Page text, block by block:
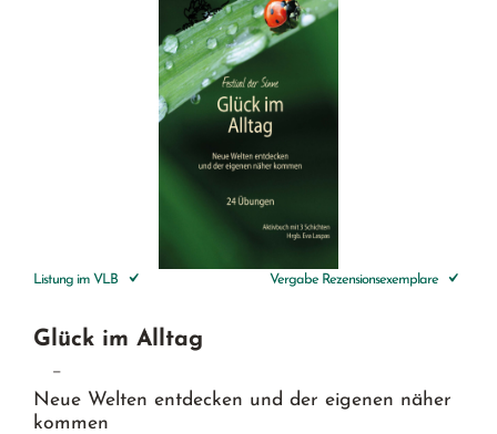
Listung im VLB Vergabe Rezensionsexemplare
Glück im Alltag
–
Neue Welten entdecken und der eigenen näher
kommen